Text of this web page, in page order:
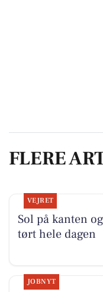
FLERE
VEJRET
Sol på kanten og
tørt hele dagen
JOBNYT